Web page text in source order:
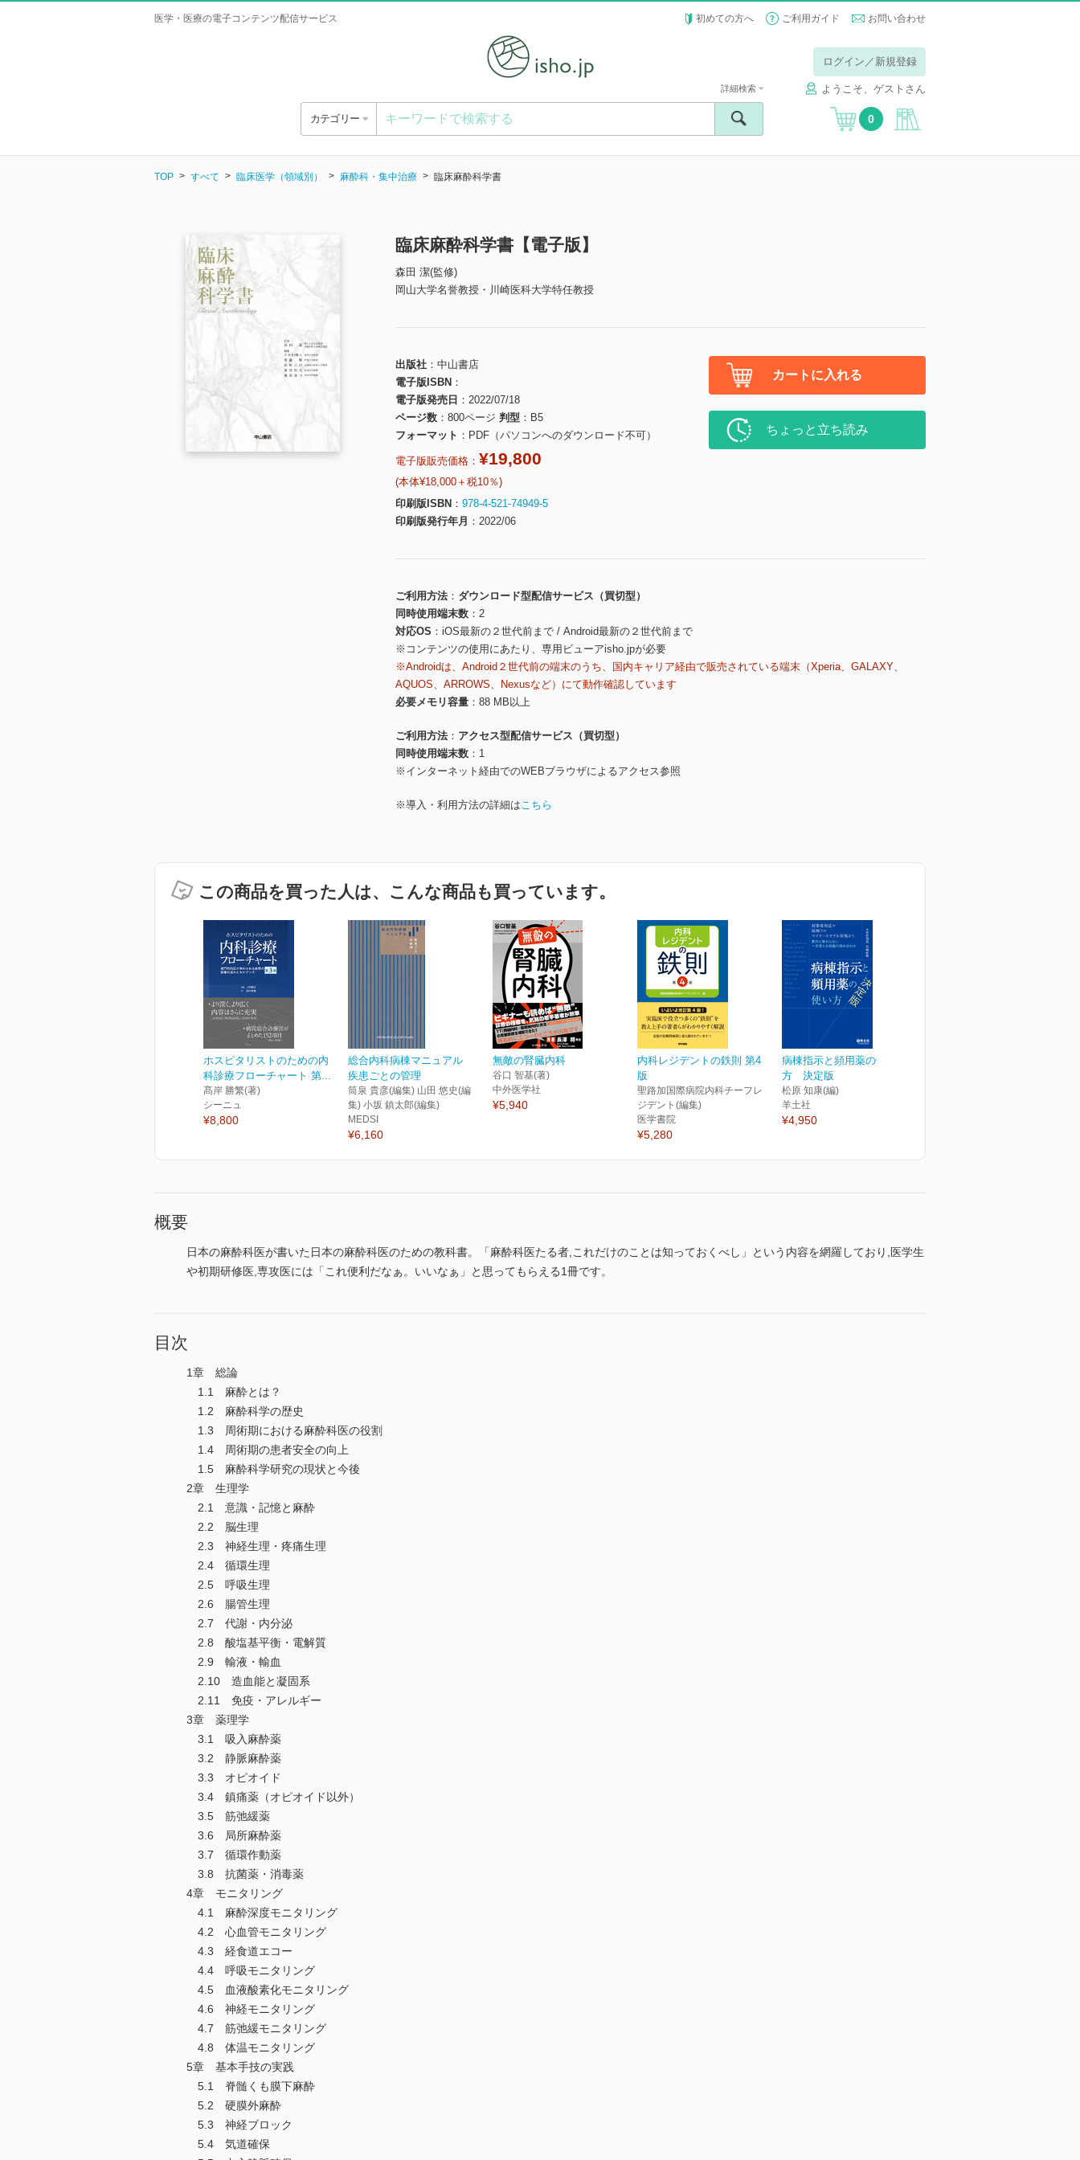
医学・医療の電子コンテンツ配信サービス 初めての方へ ご利用ガイド お問い合わせ
ログイン／新規登録
ようこそ、ゲストさん
カテゴリー
詳細検索
0
TOP すべて 臨床医学（領域別） 麻酔科・集中治療 臨床麻酔科学書
臨床麻酔科学書【電子版】
森田 潔(監修)
岡山大学名誉教授・川崎医科大学特任教授
出版社
中山書店
電子版ISBN
電子版発売日
2022/07/18
ページ数
800ページ 判型
B5
フォーマット
PDF（パソコンへのダウンロード不可）
電子版販売価格： ¥19,800
(本体¥18,000＋税10％)
印刷版ISBN
978-4-521-74949-5
印刷版発行年月
2022/06
カートに入れる
ちょっと立ち読み
ご利用方法
ダウンロード型配信サービス（買切型）
同時使用端末数
2
対応OS
iOS最新の２世代前まで / Android最新の２世代前まで
※コンテンツの使用にあたり、専用ビューアisho.jpが必要
※Androidは、Android２世代前の端末のうち、国内キャリア経由で販売されている端末（Xperia、GALAXY、
AQUOS、ARROWS、Nexusなど）にて動作確認しています
必要メモリ容量
88 MB以上
ご利用方法
アクセス型配信サービス（買切型）
同時使用端末数
1
※インターネット経由でのWEBブラウザによるアクセス参照
※導入・利用方法の詳細はこちら
この商品を買った人は、こんな商品も買っています。
ホスピタリストのための内
科診療フローチャート 第...
髙岸 勝繁(著)
シーニュ
¥8,800
総合内科病棟マニュアル
疾患ごとの管理
筒泉 貴彦(編集) 山田 悠史(編
集) 小坂 鎮太郎(編集)
MEDSI
¥6,160
無敵の腎臓内科
谷口 智基(著)
中外医学社
¥5,940
内科レジデントの鉄則 第4
版
聖路加国際病院内科チーフレ
ジデント(編集)
医学書院
¥5,280
病棟指示と頻用薬の使い
方 決定版
松原 知康(編)
羊土社
¥4,950
概要
日本の麻酔科医が書いた日本の麻酔科医のための教科書。「麻酔科医たる者,これだけのことは知っておくべし」という内容を網羅しており,医学生
や初期研修医,専攻医には「これ便利だなぁ。いいなぁ」と思ってもらえる1冊です。
目次
1章 総論
1.1 麻酔とは？
1.2 麻酔科学の歴史
1.3 周術期における麻酔科医の役割
1.4 周術期の患者安全の向上
1.5 麻酔科学研究の現状と今後
2章 生理学
2.1 意識・記憶と麻酔
2.2 脳生理
2.3 神経生理・疼痛生理
2.4 循環生理
2.5 呼吸生理
2.6 腸管生理
2.7 代謝・内分泌
2.8 酸塩基平衡・電解質
2.9 輸液・輸血
2.10 造血能と凝固系
2.11 免疫・アレルギー
3章 薬理学
3.1 吸入麻酔薬
3.2 静脈麻酔薬
3.3 オピオイド
3.4 鎮痛薬（オピオイド以外）
3.5 筋弛緩薬
3.6 局所麻酔薬
3.7 循環作動薬
3.8 抗菌薬・消毒薬
4章 モニタリング
4.1 麻酔深度モニタリング
4.2 心血管モニタリング
4.3 経食道エコー
4.4 呼吸モニタリング
4.5 血液酸素化モニタリング
4.6 神経モニタリング
4.7 筋弛緩モニタリング
4.8 体温モニタリング
5章 基本手技の実践
5.1 脊髄くも膜下麻酔
5.2 硬膜外麻酔
5.3 神経ブロック
5.4 気道確保